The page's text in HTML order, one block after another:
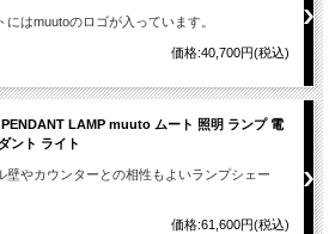
にはmuutoのロゴが入っています。
価格:40,700円(税込)
LAMP muuto ムート 照明 ランプ 電
ント ライト
壁やカウンターとの相性もよいランプシェー
価格:61,600円(税込)